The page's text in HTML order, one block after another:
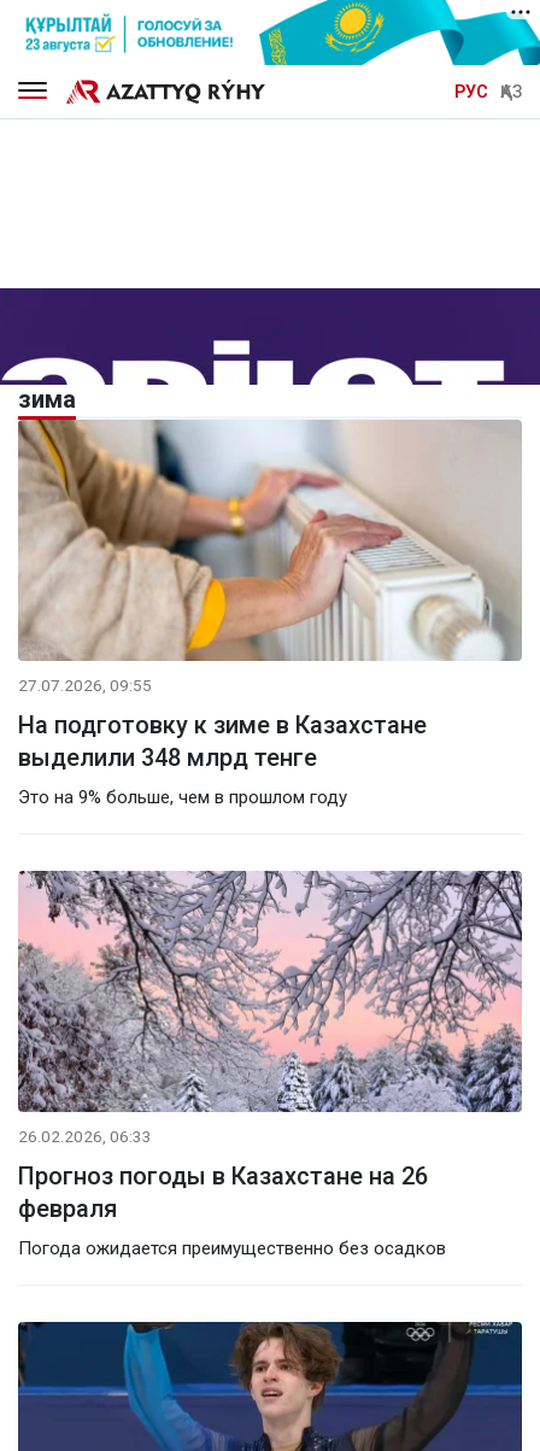
РУС ҚАЗ
зима
27.07.2026, 09:55
На подготовку к зиме в Казахстане
выделили 348 млрд тенге
Это на 9% больше, чем в прошлом году
26.02.2026, 06:33
Прогноз погоды в Казахстане на 26
февраля
Погода ожидается преимущественно без осадков